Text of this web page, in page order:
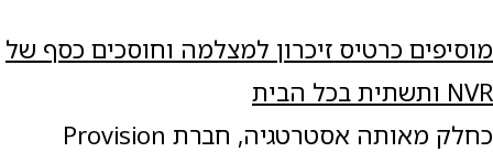
מוסיפים כרטיס זיכרון למצלמה וחוסכים כסף של
NVR ותשתית בכל הבית
כחלק מאותה אסטרטגיה, חברת Provision